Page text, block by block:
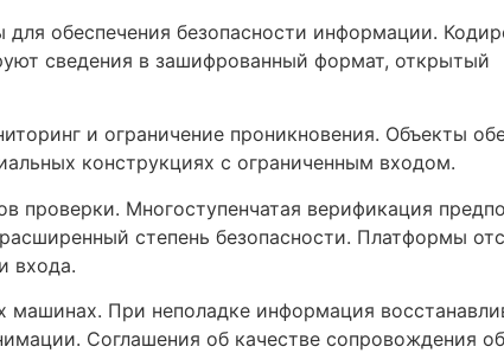
обеспечения безопасности информации.
сведения в зашифрованный формат, открытый
и ограничение проникновения. Объекты
конструкциях с ограниченным входом.
проверки. Многоступенчатая верификация
степень безопасности. Платформы
входа.
При неполадке информация
Соглашения об качестве сопровождения